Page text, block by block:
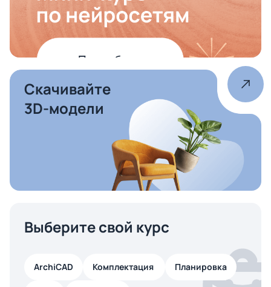
Скачивайте
3D-модели
Выберите свой курс
ArchiCAD Комплектация Планировка